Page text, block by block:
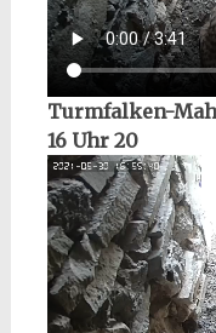
Turmfalken-
16 Uhr 20